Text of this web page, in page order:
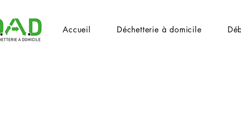
Accueil Déchetterie à domicile